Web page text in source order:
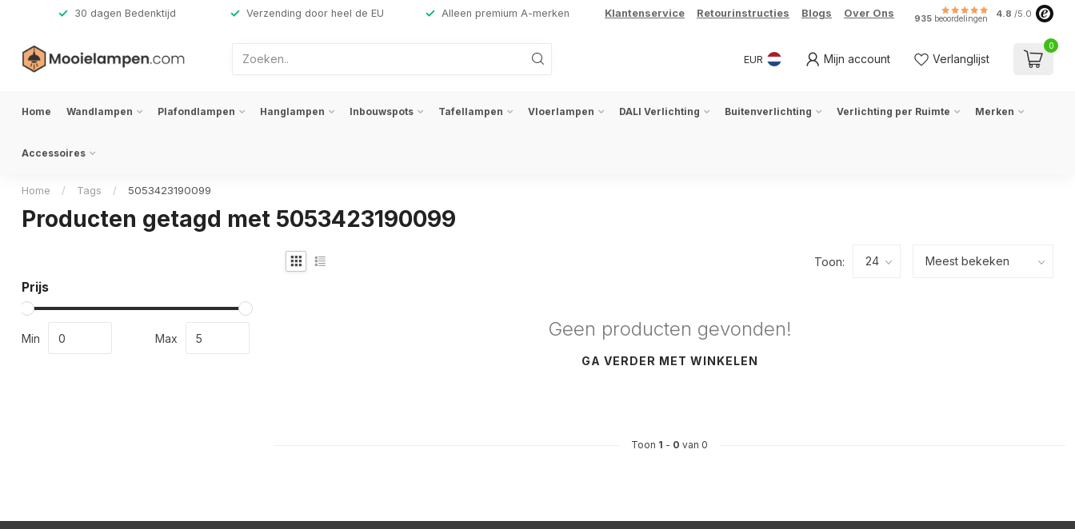
30 dagen Bedenktijd Verzending door heel de EU Alleen premium A-merken Klantenservice Retourinstructies Blogs Over Ons 935 beoordelingen 4.8 /5.0
EUR Mijn account Verlanglijst
0
Home Wandlampen Plafondlampen Hanglampen Inbouwspots Tafellampen Vloerlampen DALI Verlichting Buitenverlichting Verlichting per Ruimte Merken
Accessoires
Home / Tags / 5053423190099
Producten getagd met 5053423190099
Prijs
Min Max
Toon:
Geen producten gevonden!
GA VERDER MET WINKELEN
Toon 1 - 0 van 0